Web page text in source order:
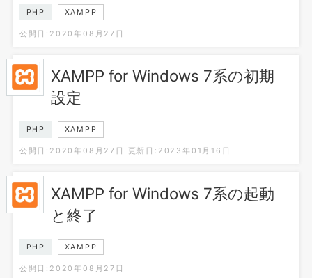
PHP XAMPP
公開日:2020年08月27日
XAMPP for Windows 7系の初期
設定
PHP XAMPP
公開日:2020年08月27日 更新日:2023年01月16日
XAMPP for Windows 7系の起動
と終了
PHP XAMPP
公開日:2020年08月27日